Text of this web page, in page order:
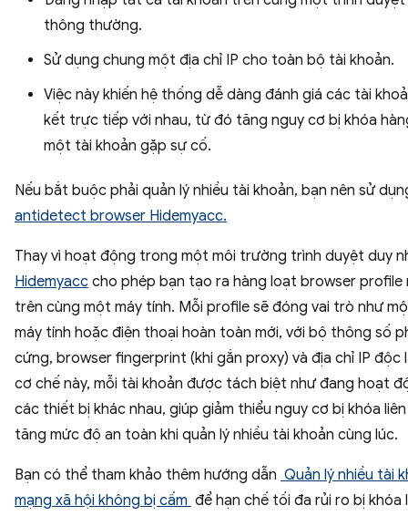
thông thường.
Sử dụng chung một địa chỉ IP cho toàn bộ tài khoản.
Việc này khiến hệ thống dễ dàng đánh giá các tài
kết trực tiếp với nhau, từ đó tăng nguy cơ bị khóa
một tài khoản gặp sự cố.
Nếu bắt buộc phải quản lý nhiều tài khoản, bạn nên sử
antidetect browser Hidemyacc.
Thay vì hoạt động trong một môi trường trình duyệt duy
Hidemyacc cho phép bạn tạo ra hàng loạt browser profile
trên cùng một máy tính. Mỗi profile sẽ đóng vai trò như
máy tính hoặc điện thoại hoàn toàn mới, với bộ thông số
cứng, browser fingerprint (khi gắn proxy) và địa chỉ IP độc
cơ chế này, mỗi tài khoản được tách biệt như đang hoạt
các thiết bị khác nhau, giúp giảm thiểu nguy cơ bị khóa
tăng mức độ an toàn khi quản lý nhiều tài khoản cùng lúc.
Bạn có thể tham khảo thêm hướng dẫn Quản lý nhiều tài
mạng xã hội không bị cấm để hạn chế tối đa rủi ro bị khóa